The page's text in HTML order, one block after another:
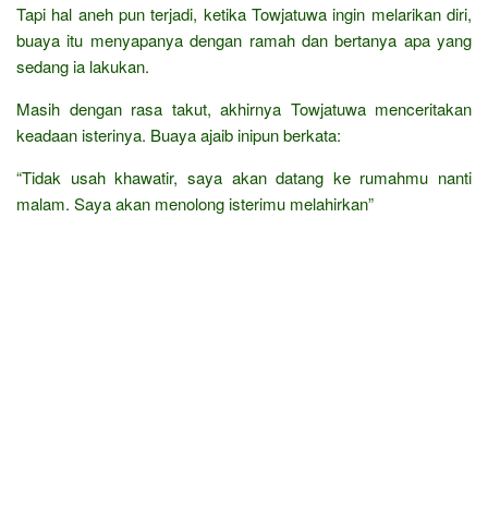
Tapi hal aneh pun terjadi, ketika Towjatuwa ingin melarikan diri,
buaya itu menyapanya dengan ramah dan bertanya apa yang
sedang ia lakukan.
Masih dengan rasa takut, akhirnya Towjatuwa menceritakan
keadaan isterinya. Buaya ajaib inipun berkata:
“Tidak usah khawatir, saya akan datang ke rumahmu nanti
malam. Saya akan menolong isterimu melahirkan”